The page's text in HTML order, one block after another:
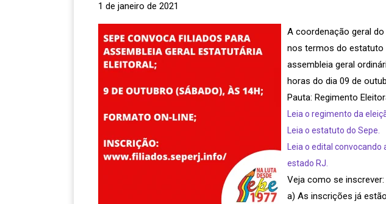
1 de janeiro de 2021
A coordenação geral
nos termos do estatuto
assembleia geral
horas do dia 09 de
Pauta: Regimento
Leia o regimento da
Leia o estatuto do Sepe.
Leia o edital
estado RJ.
Veja como se inscrever:
a) As inscrições já